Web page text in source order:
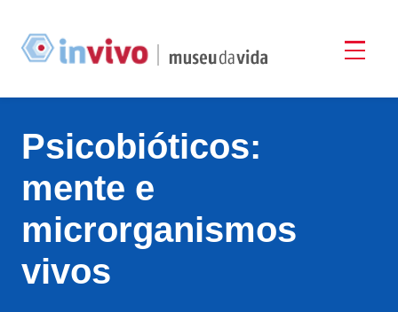
Psicobióticos:
mente e
microrganismos
vivos